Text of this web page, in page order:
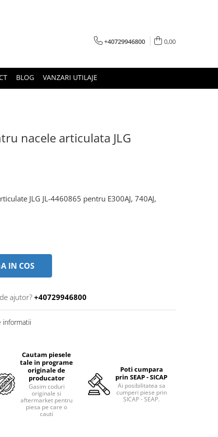
+40729946800 0,00
BLOG VANZARI UTILAJE
nacele articulata JLG
JLG JL-4460865 pentru E300AJ, 740AJ,
IN COS
ajutor? +40729946800
informatii
Cautam piesele
tale in programe
originale de
producator
Gasim coduri
originale si
aftermarket pentru
piesa pe care o
cauti
Poti cumpara
prin SEAP - SICAP
Ai posibilitatea sa
cumperi piese prin
SICAP - SEAP.